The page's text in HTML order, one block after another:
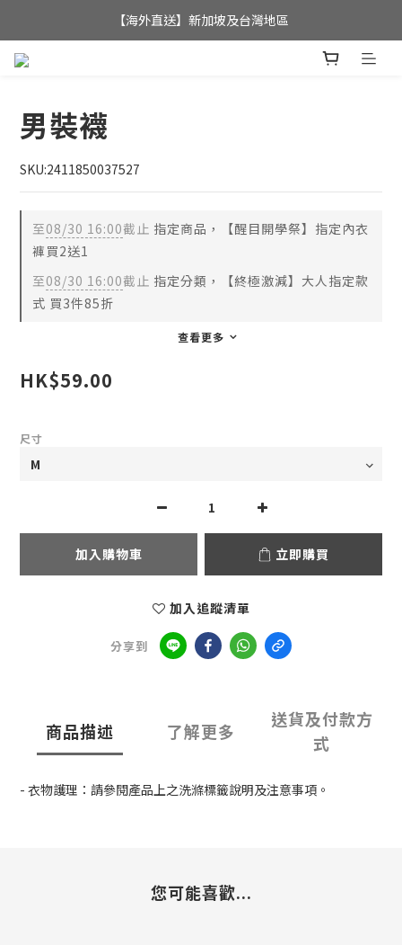
全店滿$350，即可享港澳地區免運費;
【海外直送】新加坡及台灣地區
男裝襪
SKU:2411850037527
至08/30 16:00截止 指定商品，【醒目開學祭】指定內衣
褲買2送1
至08/30 16:00截止 指定分類，【終極激減】大人指定款
式 買3件85折
查看更多
HK$59.00
尺寸
加入購物車 立即購買
加入追蹤清單
分享到
商品描述 了解更多
送貨及付款方
式
- 衣物護理：請參閱產品上之洗滌標籤說明及注意事項。
您可能喜歡...